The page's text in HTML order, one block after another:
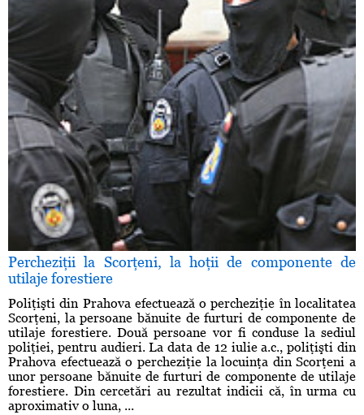
Percheziţii la Scorţeni, la hoţii de componente de
utilaje forestiere
Poliţişti din Prahova efectuează o percheziţie în localitatea
Scorţeni, la persoane bănuite de furturi de componente de
utilaje forestiere. Două persoane vor fi conduse la sediul
poliţiei, pentru audieri. La data de 12 iulie a.c., poliţişti din
Prahova efectuează o percheziţie la locuinţa din Scorţeni a
unor persoane bănuite de furturi de componente de utilaje
forestiere. Din cercetări au rezultat indicii că, în urma cu
aproximativ o luna, ...